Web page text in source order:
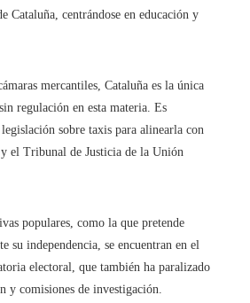
Cataluña, centrándose en educación y
mercantiles, Cataluña es la única
regulación en esta materia. Es
sobre taxis para alinearla con
el Tribunal de Justicia de la Unión
populares, como la que pretende
su independencia, se encuentran en el
electoral, que también ha paralizado
y comisiones de investigación.